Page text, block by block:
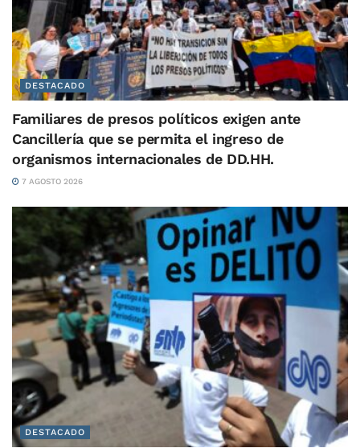
DESTACADO
Familiares de presos políticos exigen ante
Cancillería que se permita el ingreso de
organismos internacionales de DD.HH.
7 AGOSTO 2026
DESTACADO